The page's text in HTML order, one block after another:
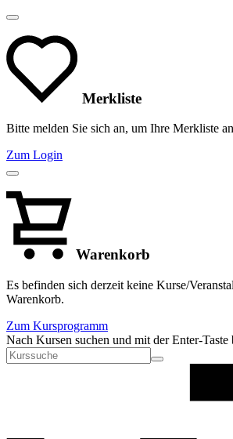
Merkliste
Bitte melden Sie sich an, um Ihre Merkliste
Zum Login
Warenkorb
Es befinden sich derzeit keine Kurse/
Warenkorb.
Zum Kursprogramm
Nach Kursen suchen und mit der Enter-Taste